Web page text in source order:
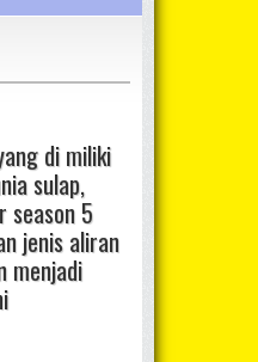
di miliki
sulap,
season 5
jenis aliran
menjadi